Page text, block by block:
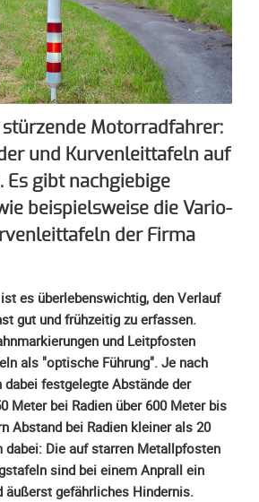
Motorradfahrer:
und Kurvenleittafeln auf
Es gibt nachgiebige
beispielsweise die Vario-
der Firma
es überlebenswichtig, den Verlauf
gut und frühzeitig zu erfassen.
und Leitpfosten
als "optische Führung". Je nach
dabei festgelegte Abstände der
Meter bei Radien über 600 Meter bis
Abstand bei Radien kleiner als 20
dabei: Die auf starren Metallpfosten
sind bei einem Anprall ein
äußerst gefährliches Hindernis.